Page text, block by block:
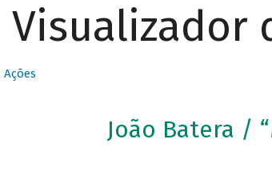
Visualizador
Ações
João Batera /